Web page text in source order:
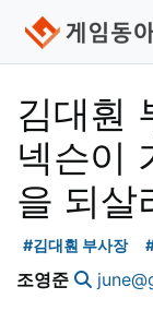
김대훤
넥슨이
을 되살
#김대훤 부사장
조영준